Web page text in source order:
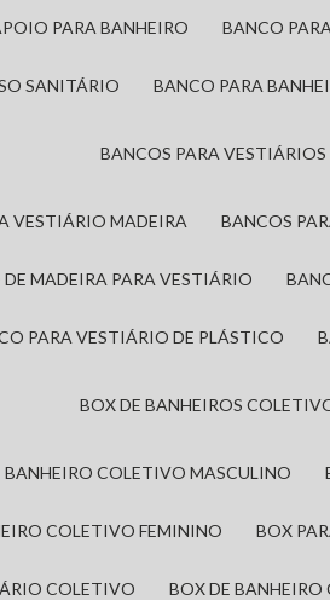
PARA BANHEIRO BANCO
SANITÁRIO BANCO PARA
BANCOS PARA VESTIÁRIOS
VESTIÁRIO MADEIRA BANCOS
DE MADEIRA PARA VESTIÁRIO
PARA VESTIÁRIO DE PLÁSTICO
BOX DE BANHEIROS
BANHEIRO COLETIVO MASCULINO
COLETIVO FEMININO BOX
COLETIVO BOX DE